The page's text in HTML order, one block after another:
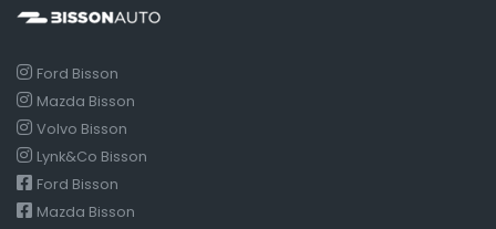
Ford Bisson
Mazda Bisson
Volvo Bisson
Lynk&Co Bisson
Ford Bisson
Mazda Bisson